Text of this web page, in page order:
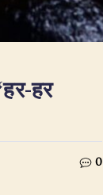
हर
0